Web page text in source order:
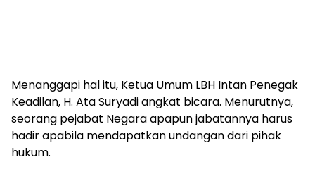
Menanggapi hal itu, Ketua Umum LBH Intan Penegak
Keadilan, H. Ata Suryadi angkat bicara. Menurutnya,
seorang pejabat Negara apapun jabatannya harus
hadir apabila mendapatkan undangan dari pihak
hukum.